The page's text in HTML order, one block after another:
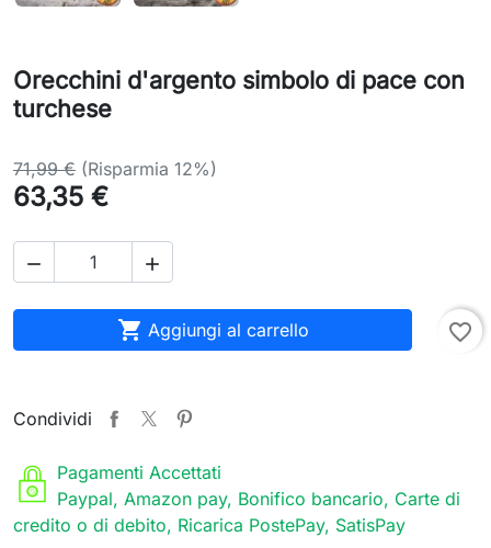
Orecchini d'argento simbolo di pace con
turchese
71,99 € (Risparmia 12%)
63,35 €
 
 Aggiungi al carrello favorite_border
Condividi
Pagamenti Accettati
Paypal, Amazon pay, Bonifico bancario, Carte di
credito o di debito, Ricarica PostePay, SatisPay